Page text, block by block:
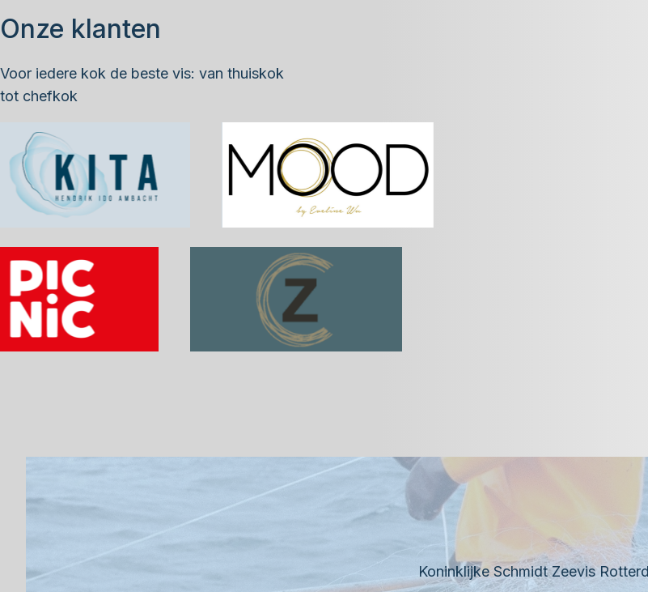
Onze klanten
Voor iedere kok de beste vis: van thuiskok
tot chefkok
Koninklijke Schmidt Zeevis